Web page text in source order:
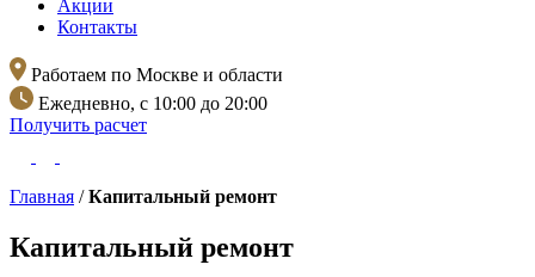
Акции
Контакты
Работаем по Москве и области
Ежедневно, с 10:00 до 20:00
Получить расчет
Главная /Капитальный ремонт
Капитальный ремонт